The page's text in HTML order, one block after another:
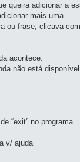
queira adicionar a
mais uma.
ou frase, clicava
acontece.
não está
“exit” no programa
v/ ajuda